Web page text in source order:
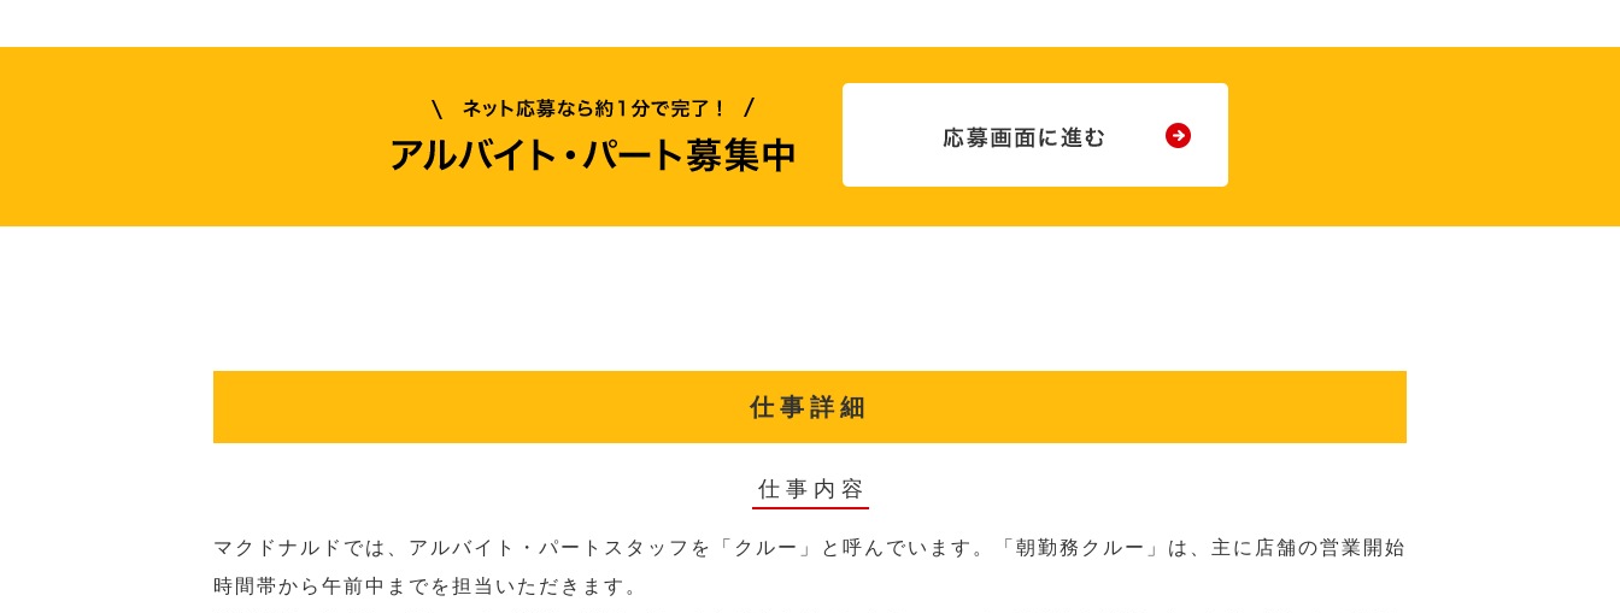
仕事詳細
仕事内容
マクドナルドでは、アルバイト・パートスタッフを「クルー」と呼んでいます。「朝勤務クルー」は、主に店舗の営業開始
時間帯から午前中までを担当いただきます。